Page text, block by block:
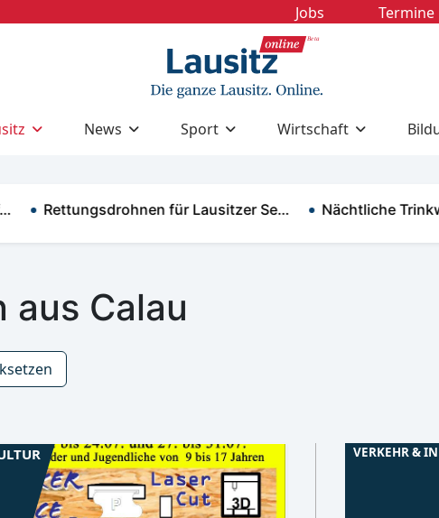
Jobs Termine
News Sport Wirtschaft
Rettungsdrohnen für Lausitzer Se… Nächtliche
Calau
VERKEHR &